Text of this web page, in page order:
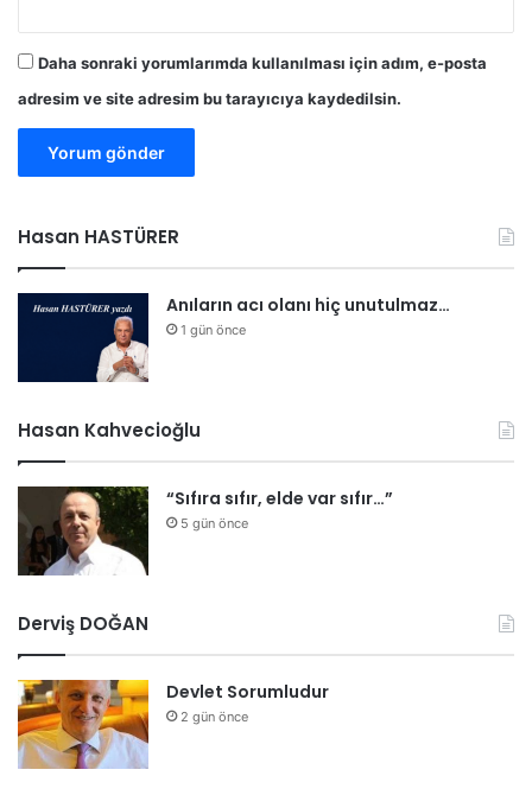
Daha sonraki yorumlarımda kullanılması için adım, e-posta
adresim ve site adresim bu tarayıcıya kaydedilsin.
Hasan HASTÜRER
Anıların acı olanı hiç unutulmaz…
1 gün önce
Hasan Kahvecioğlu
“Sıfıra sıfır, elde var sıfır…”
5 gün önce
Derviş DOĞAN
Devlet Sorumludur
2 gün önce